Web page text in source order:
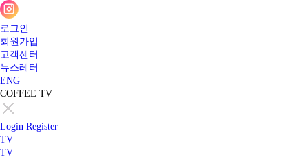
로그인
회원가입
고객센터
뉴스레터
ENG
COFFEE TV
Login Register
TV
TV